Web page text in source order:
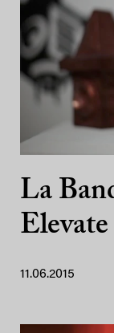
La
11.06.2015